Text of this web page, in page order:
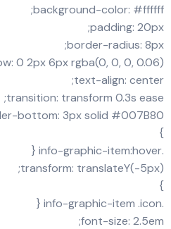
background-color: #ffffff;
padding: 20px;
border-radius: 8px;
0 2px 6px rgba(0, 0, 0, 0.06);
text-align: center;
transition: transform 0.3s ease;
bottom: 3px solid #007B80;
}
.info-graphic-item:hover {
transform: translateY(-5px);
}
.info-graphic-item .icon {
font-size: 2.5em;